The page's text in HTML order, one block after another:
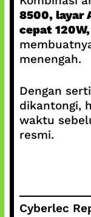
8500, layar
cepat
menengah.
Dengan
dikantongi,
waktu
resmi.
Cyberlec